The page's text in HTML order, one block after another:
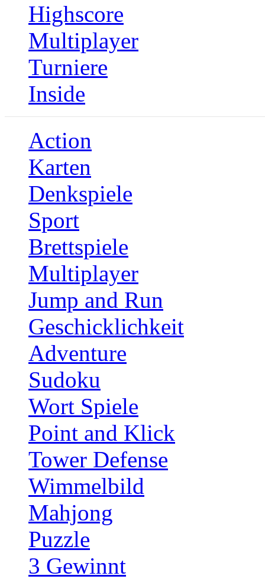
Highscore
Multiplayer
Turniere
Inside
Action
Karten
Denkspiele
Sport
Brettspiele
Multiplayer
Jump and Run
Geschicklichkeit
Adventure
Sudoku
Wort Spiele
Point and Klick
Tower Defense
Wimmelbild
Mahjong
Puzzle
3 Gewinnt